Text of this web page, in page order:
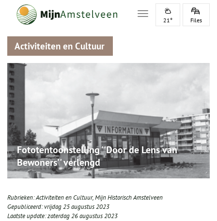
Toggle navigation
21° Files
Activiteiten en Cultuur
Fototentoonstelling ''Door de Lens van
Bewoners'' verlengd
Rubrieken:Activiteiten en Cultuur,Mijn Historisch Amstelveen
Gepubliceerd:vrijdag 25 augustus 2023
Laatste update:zaterdag 26 augustus 2023